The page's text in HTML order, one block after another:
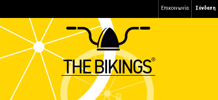
Σύνδεση
Επικοινωνία